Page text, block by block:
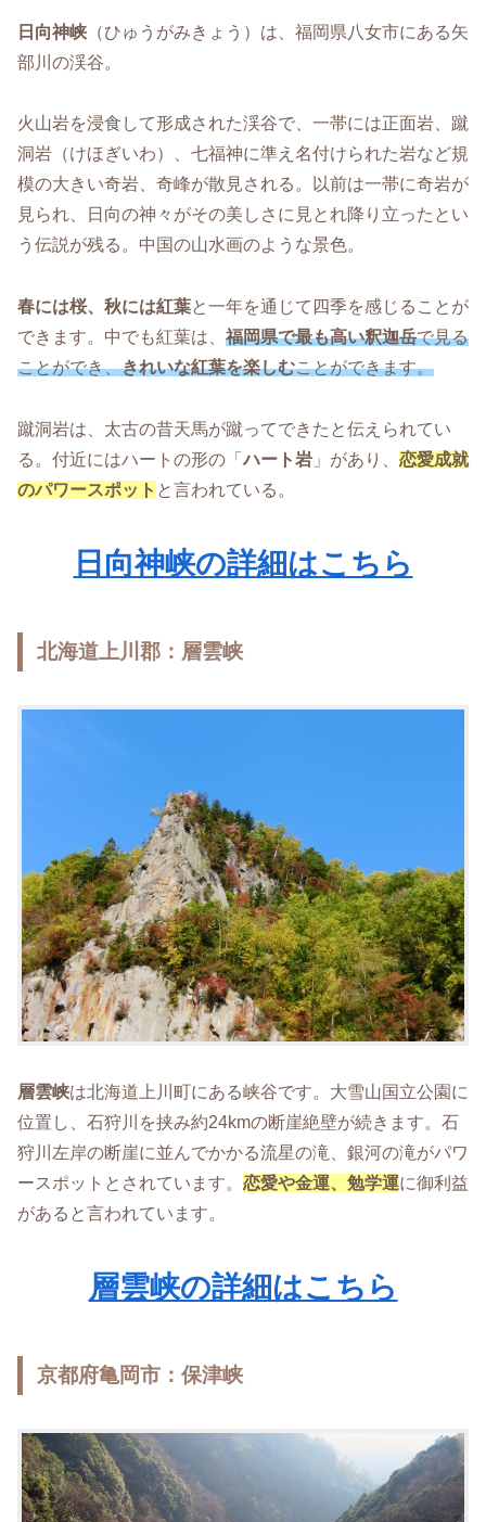
日向神峡 （ひゅうがみきょう）は、福岡県八女市にある矢
部川の渓谷。
火山岩を浸食して形成された渓谷で、一帯には正面岩、蹴
洞岩（けほぎいわ）、七福神に準え名付けられた岩など規
模の大きい奇岩、奇峰が散見される。以前は一帯に奇岩が
見られ、日向の神々がその美しさに見とれ降り立ったとい
う伝説が残る。中国の山水画のような景色。
春には桜、秋には紅葉と一年を通じて四季を感じることが
できます。中でも紅葉は、 福岡県で最も高い釈迦岳で見る
ことができ、きれいな紅葉を楽しむことができます。
蹴洞岩は、太古の昔天馬が蹴ってできたと伝えられてい
る。付近にはハートの形の「ハート岩 」があり、 恋愛成就
のパワースポット と言われている。
日向神峡の詳細はこちら
北海道上川郡：層雲峡
層雲峡は北海道上川町にある峡谷です。大雪山国立公園に
位置し、石狩川を挟み約24kmの断崖絶壁が続きます。石
狩川左岸の断崖に並んでかかる流星の滝、銀河の滝がパワ
ースポットとされています。 恋愛や金運、勉学運に御利益
があると言われています。
層雲峡の詳細はこちら
京都府亀岡市：保津峡